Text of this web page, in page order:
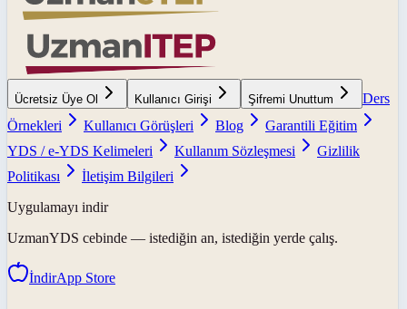
Ücretsiz Üye Ol Kullanıcı Girişi Şifremi Unuttum
Ders
Örnekleri
Kullanıcı Görüşleri Blog
Garantili Eğitim
YDS / e-YDS Kelimeleri
Kullanım Sözleşmesi
Gizlilik
Politikası
İletişim Bilgileri
Uygulamayı indir
UzmanYDS cebinde — istediğin an, istediğin yerde çalış.
İndirApp Store